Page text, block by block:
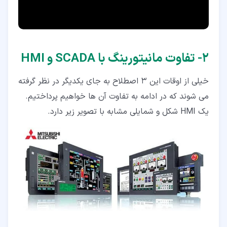
۲‏- تفاوت مانیتورینگ با SCADA و HMI
خیلی از اوقات این 3 اصطلاح به جای یکدیگر در نظر گرفته
می شوند که در ادامه به تفاوت آن ها خواهیم پرداختیم.
یک HMI شکل و شمایلی مشابه با تصویر زیر دارد.